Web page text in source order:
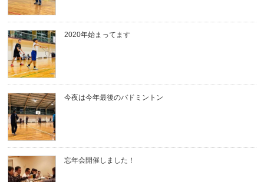
2020年始まってます
今夜は今年最後のバドミントン
忘年会開催しました！